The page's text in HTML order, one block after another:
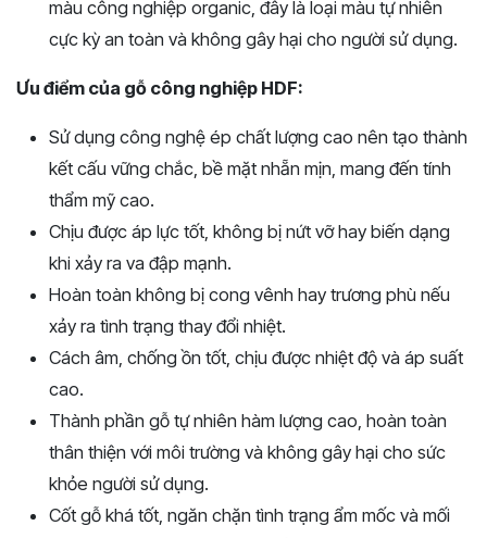
màu công nghiệp organic, đây là loại màu tự nhiên
cực kỳ an toàn và không gây hại cho người sử dụng.
Ưu điểm của gỗ công nghiệp HDF:
Sử dụng công nghệ ép chất lượng cao nên tạo thành
kết cấu vững chắc, bề mặt nhẵn mịn, mang đến tính
thẩm mỹ cao.
Chịu được áp lực tốt, không bị nứt vỡ hay biến dạng
khi xảy ra va đập mạnh.
Hoàn toàn không bị cong vênh hay trương phù nếu
xảy ra tình trạng thay đổi nhiệt.
Cách âm, chống ồn tốt, chịu được nhiệt độ và áp suất
cao.
Thành phần gỗ tự nhiên hàm lượng cao, hoàn toàn
thân thiện với môi trường và không gây hại cho sức
khỏe người sử dụng.
Cốt gỗ khá tốt, ngăn chặn tình trạng ẩm mốc và mối